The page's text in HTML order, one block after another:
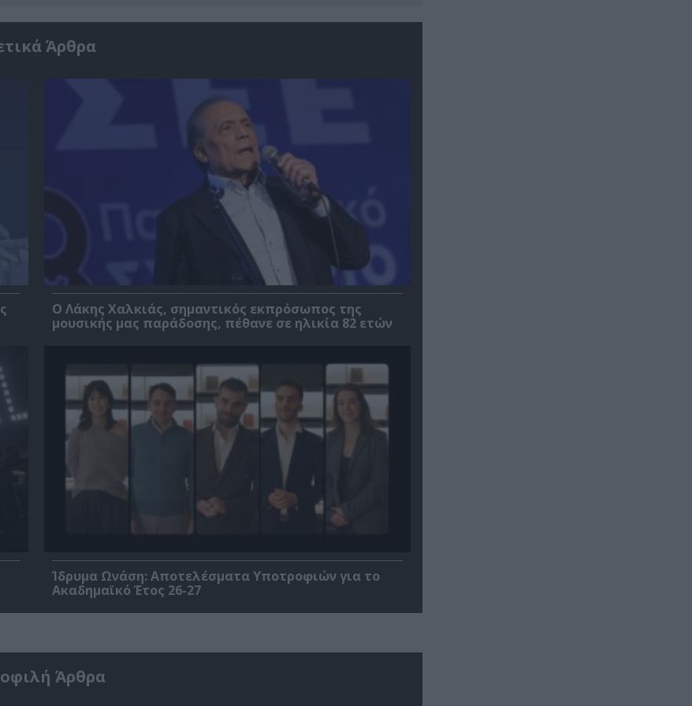
Άρθρα
Ο Λάκης Χαλκιάς, σημαντικός εκπρόσωπος της
μουσικής μας παράδοσης, πέθανε σε ηλικία 82 ετών
Ίδρυμα Ωνάση: Αποτελέσματα Υποτροφιών για το
Ακαδημαϊκό Έτος 26-27
Άρθρα